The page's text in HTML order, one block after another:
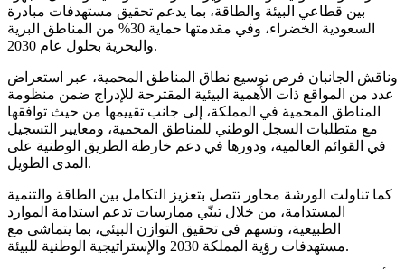
بين قطاعي البيئة والطاقة، بما يدعم تحقيق مستهدفات مبادرة
السعودية الخضراء، وفي مقدمتها حماية 30% من المناطق البرية
والبحرية بحلول عام 2030.
وناقش الجانبان فرص توسيع نطاق المناطق المحمية، عبر استعراض
عدد من المواقع ذات الأهمية البيئية المقترحة للإدراج ضمن منظومة
المناطق المحمية في المملكة، إلى جانب تقييمها من حيث توافقها
مع متطلبات السجل الوطني للمناطق المحمية، ومعايير التسجيل
في القوائم العالمية، ودورها في دعم خارطة الطريق الوطنية على
المدى الطويل.
كما تناولت الورشة محاور تتصل بتعزيز التكامل بين الطاقة والتنمية
المستدامة، من خلال تبنّي ممارسات تدعم استدامة الموارد
الطبيعية، وتسهم في تحقيق التوازن البيئي، بما يتماشى مع
مستهدفات رؤية المملكة 2030 والإستراتيجية الوطنية للبيئة.